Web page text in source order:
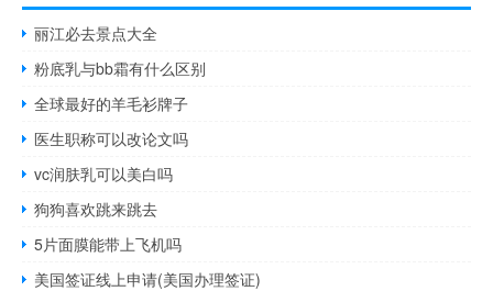
丽江必去景点大全
粉底乳与bb霜有什么区别
全球最好的羊毛衫牌子
医生职称可以改论文吗
vc润肤乳可以美白吗
狗狗喜欢跳来跳去
5片面膜能带上飞机吗
美国签证线上申请(美国办理签证)